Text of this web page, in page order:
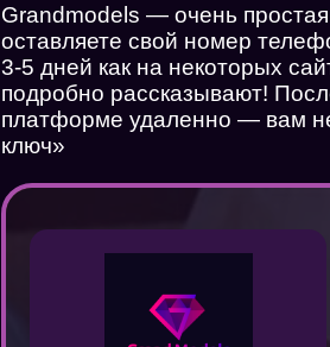
Grandmodels — очень
оставляете свой номер
3-5 дней как на некоторых
подробно рассказывают!
платформе удаленно — вам
ключ»